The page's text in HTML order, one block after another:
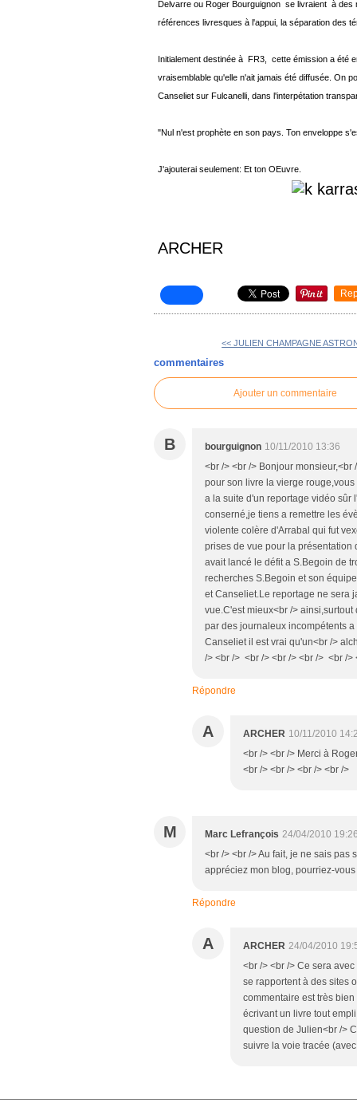
Delvarre ou Roger Bourguignon se livraient à des
références livresques à l'appui, la séparation des
Initialement destinée à FR3, cette émission a été
vraisemblable qu'elle n'ait jamais été diffusée. On
Canseliet sur Fulcanelli, dans l'interpétation
"Nul n'est prophète en son pays. Ton enveloppe
J'ajouterai seulement: Et ton OEuvre.
ARCHER
<< JULIEN CHAMPAGNE
commentaires
Ajouter un commentaire
B bourguignon 10/11/2010 13:36
<br /> <br /> Bonjour
pour son livre la vierge
a la suite d'un reportage vidéo sûr
conserné,je tiens a remettre les
violente colère d'Arrabal qui fut
prises de vue pour la présentation
avait lancé le défit a S.Begoin de
recherches S.Begoin et son
et Canseliet.Le reportage ne sera
vue.C'est mieux<br />
par des journaleux incompétents
Canseliet il est vrai qu'un<br />
/> <br /> <br /> <br /> <br /> <br />
Répondre
A ARCHER 10/11/2010
<br /> <br /> Merci à
<br /> <br /> <br /> <br />
M Marc Lefrançois 24/04/2010
<br /> <br /> Au fait, je ne sais pas
appréciez mon blog, pourriez-
Répondre
A ARCHER 24/04/2010
<br /> <br /> Ce sera
se rapportent à des sites
commentaire est très
écrivant un livre tout
question de Julien<br />
suivre la voie tracée